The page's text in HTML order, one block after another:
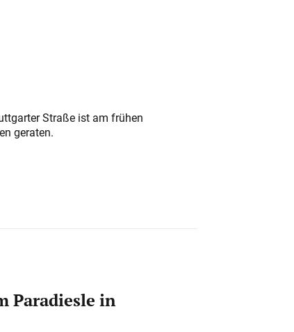
Straße ist am frühen
geraten.
Paradiesle in